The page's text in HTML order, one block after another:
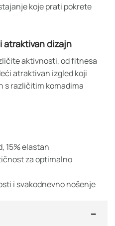
koje prati pokrete
atraktivan dizajn
aktivnosti, od fitnesa
atraktivan izgled koji
s različitim komadima
15% elastan
za optimalno
i svakodnevno nošenje